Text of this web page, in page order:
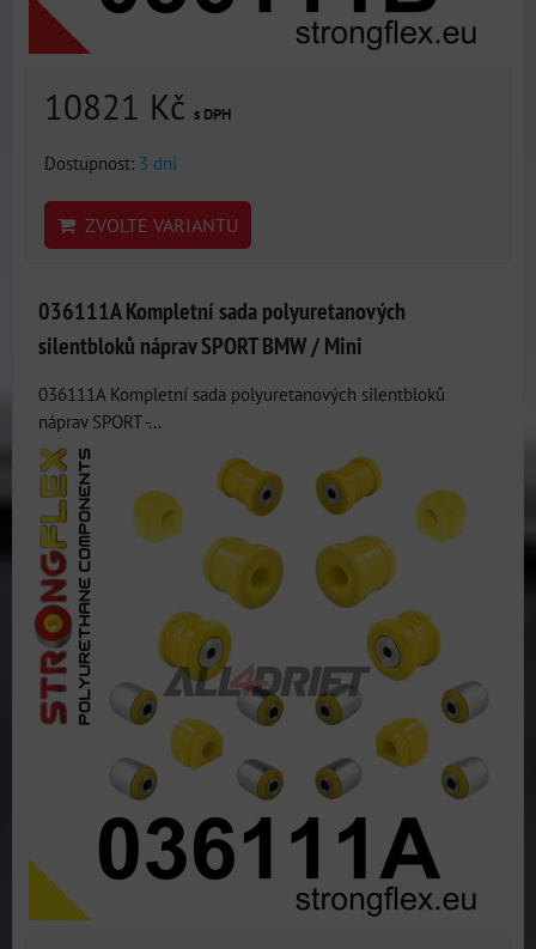
10821 Kč s DPH
Dostupnost: 3 dni
ZVOLTE VARIANTU
036111A Kompletní sada polyuretanových
silentbloků náprav SPORT BMW / Mini
036111A Kompletní sada polyuretanových silentbloků
náprav SPORT -...